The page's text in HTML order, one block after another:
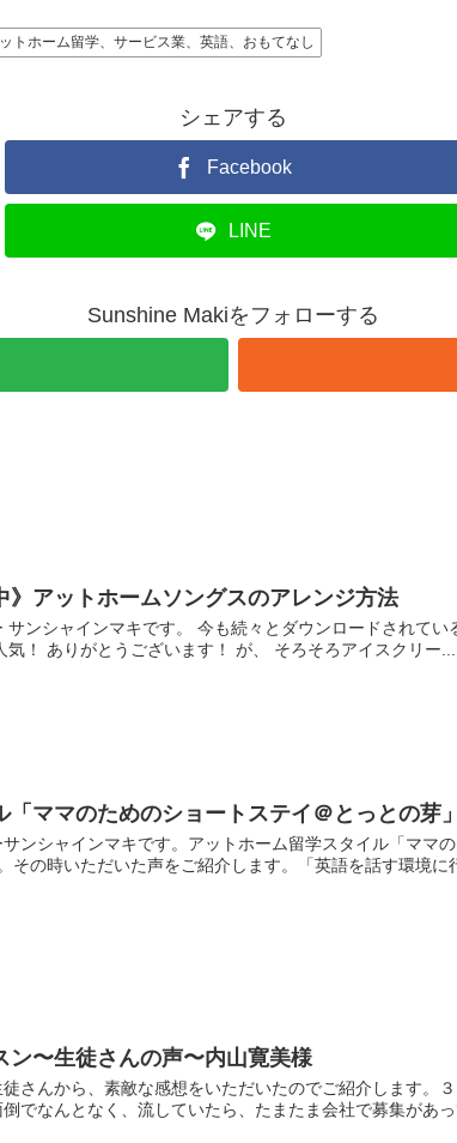
トホーム留学、サービス業、英語、おもてなし
シェアする
Facebook
LINE
Sunshine Makiをフォローする
》アットホームソングスのアレンジ方法
サンシャインマキです。 今も続々とダウンロードされて
ありがとうございます！ が、 そろそろアイスクリー...
「ママのためのショートステイ＠とっとの芽
ンシャインマキです。アットホーム留学スタイル「ママ
その時いただいた声をご紹介します。「英語を話す環境に
〜生徒さんの声〜内山寛美様
徒さんから、素敵な感想をいただいたのでご紹介しま
でなんとなく、流していたら、たまたま会社で募集があ